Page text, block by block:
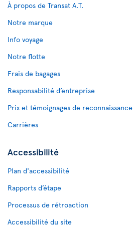
À propos de Transat A.T.
Notre marque
Info voyage
Notre flotte
Frais de bagages
Responsabilité d’entreprise
Prix et témoignages de reconnaissance
Carrières
Accessibilité
Plan d'accessibilité
Rapports d’étape
Processus de rétroaction
Accessibilité du site